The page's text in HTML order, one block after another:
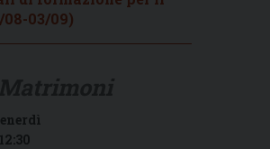
03/09)
12:30